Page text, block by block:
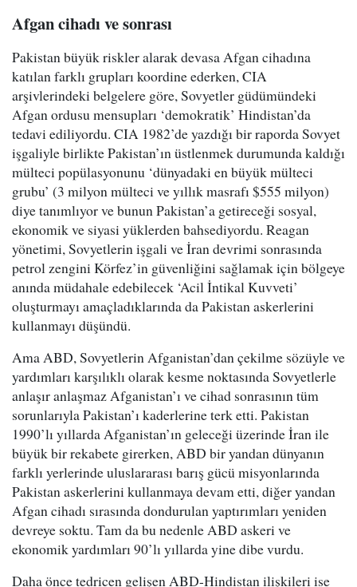
Afgan cihadı ve sonrası
Pakistan büyük riskler alarak devasa Afgan cihadına
katılan farklı grupları koordine ederken, CIA
arşivlerindeki belgelere göre, Sovyetler güdümündeki
Afgan ordusu mensupları ‘demokratik’ Hindistan’da
tedavi ediliyordu. CIA 1982’de yazdığı bir raporda Sovyet
işgaliyle birlikte Pakistan’ın üstlenmek durumunda kaldığı
mülteci popülasyonunu ‘dünyadaki en büyük mülteci
grubu’ (3 milyon mülteci ve yıllık masrafı $555 milyon)
diye tanımlıyor ve bunun Pakistan’a getireceği sosyal,
ekonomik ve siyasi yüklerden bahsediyordu. Reagan
yönetimi, Sovyetlerin işgali ve İran devrimi sonrasında
petrol zengini Körfez’in güvenliğini sağlamak için bölgeye
anında müdahale edebilecek ‘Acil İntikal Kuvveti’
oluşturmayı amaçladıklarında da Pakistan askerlerini
kullanmayı düşündü.
Ama ABD, Sovyetlerin Afganistan’dan çekilme sözüyle ve
yardımları karşılıklı olarak kesme noktasında Sovyetlerle
anlaşır anlaşmaz Afganistan’ı ve cihad sonrasının tüm
sorunlarıyla Pakistan’ı kaderlerine terk etti. Pakistan
1990’lı yıllarda Afganistan’ın geleceği üzerinde İran ile
büyük bir rekabete girerken, ABD bir yandan dünyanın
farklı yerlerinde uluslararası barış gücü misyonlarında
Pakistan askerlerini kullanmaya devam etti, diğer yandan
Afgan cihadı sırasında dondurulan yaptırımları yeniden
devreye soktu. Tam da bu nedenle ABD askeri ve
ekonomik yardımları 90’lı yıllarda yine dibe vurdu.
Daha önce tedricen gelişen ABD-Hindistan ilişkileri ise